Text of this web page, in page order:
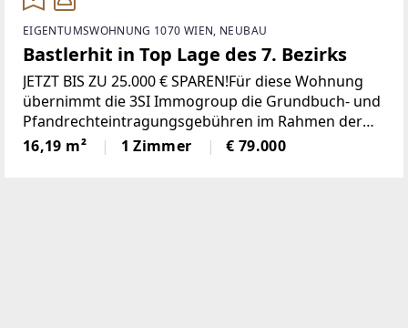
EIGENTUMSWOHNUNG 1070 WIEN, NEUBAU
Bastlerhit in Top Lage des 7. Bezirks
JETZT BIS ZU 25.000 € SPAREN!Für diese Wohnung
übernimmt die 3SI Immogroup die Grundbuch- und
Pfandrechteintragungsgebühren im Rahmen der
3SI Gebühren-Aktion. Alle Details:
www.3si.at/de/gebuehren-aktion
16,19 m² 1 Zimmer € 79.000